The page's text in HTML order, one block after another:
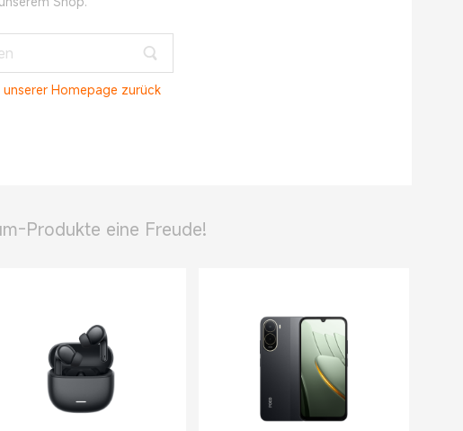
Homepage zurück
Produkte eine Freude!